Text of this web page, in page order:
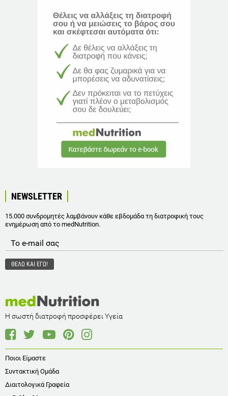
NEWSLETTER
15.000 συνδρομητές λαμβάνουν κάθε εβδομάδα τη διατροφική τους
ενημέρωση από το medNutrition.
Η σωστή διατροφή προσφέρει Υγεία
Ποιοι Είμαστε
Συντακτική Ομάδα
Διαιτολογικά Γραφεία